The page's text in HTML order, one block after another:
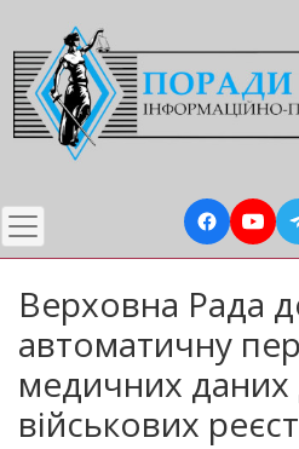
до
основного
вмісту
Верховна Рада
автоматичну
медичних даних
військових